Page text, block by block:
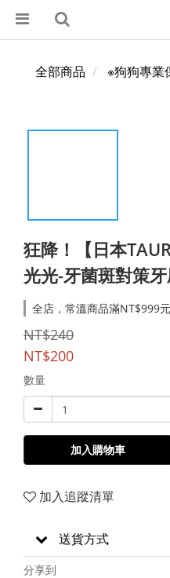
全部商品 ※狗狗專業
狂降！【日本
光光-牙菌斑對策
全店，常溫商品滿NT$999
NT$240
NT$200
數量
加入購物車
加入追蹤清單
送貨方式
分享到